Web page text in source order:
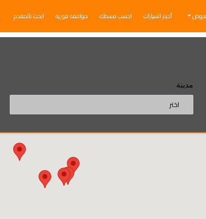
أخبار السيارات احسب قسطك موافقة فورية ابحث بالمقدم
مدينة